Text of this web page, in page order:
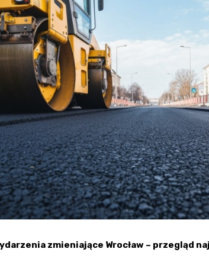
zmieniające Wrocław – przegląd